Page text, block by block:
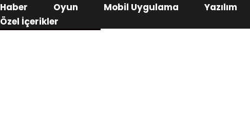
Haber Oyun Mobil Uygulama Yazılım
Özel İçerikler